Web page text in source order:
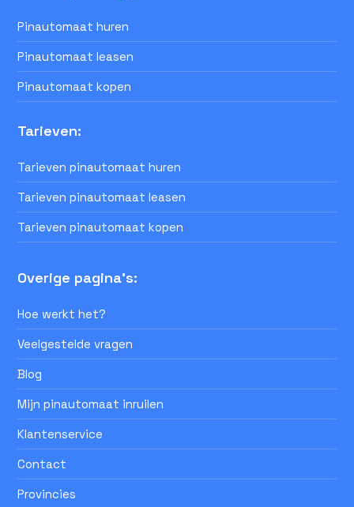
Pinautomaat huren
Pinautomaat leasen
Pinautomaat kopen
Tarieven:
Tarieven pinautomaat huren
Tarieven pinautomaat leasen
Tarieven pinautomaat kopen
Overige pagina's:
Hoe werkt het?
Veelgestelde vragen
Blog
Mijn pinautomaat inruilen
Klantenservice
Contact
Provincies